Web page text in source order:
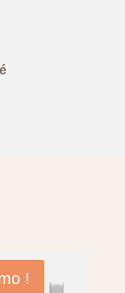
!